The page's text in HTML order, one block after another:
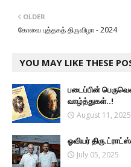
OLDER
கோவை புத்தகத் திருவிழா - 2024
YOU MAY LIKE THESE
படைப்பின்
வாழ்த்துகள்..!
August 11, 2025
ஓவியர்
July 05, 2025